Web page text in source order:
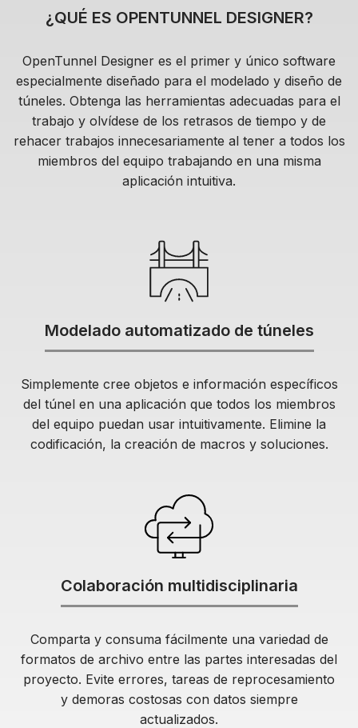
¿QUÉ ES OPENTUNNEL DESIGNER?
OpenTunnel Designer es el primer y único software
especialmente diseñado para el modelado y diseño de
túneles. Obtenga las herramientas adecuadas para el
trabajo y olvídese de los retrasos de tiempo y de
rehacer trabajos innecesariamente al tener a todos los
miembros del equipo trabajando en una misma
aplicación intuitiva.
Modelado automatizado de túneles
Simplemente cree objetos e información específicos
del túnel en una aplicación que todos los miembros
del equipo puedan usar intuitivamente. Elimine la
codificación, la creación de macros y soluciones.
Colaboración multidisciplinaria
Comparta y consuma fácilmente una variedad de
formatos de archivo entre las partes interesadas del
proyecto. Evite errores, tareas de reprocesamiento
y demoras costosas con datos siempre
actualizados.